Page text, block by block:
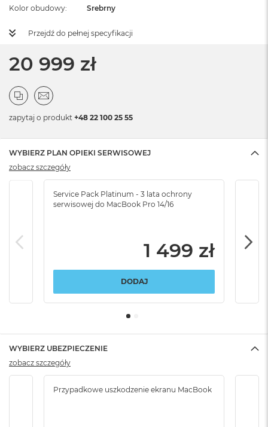
Kolor obudowy Srebrny
Przejdź do pełnej specyfikacji
20 999 zł
zapytaj o produkt +48 22 100 25 55
WYBIERZ PLAN OPIEKI SERWISOWEJ
Service Pack Platinum - 3 lata ochrony
serwisowej do MacBook Pro 14/16
1 499 zł
DODAJ
zobacz szczegóły
WYBIERZ UBEZPIECZENIE
Przypadkowe uszkodzenie ekranu MacBook
zobacz szczegóły